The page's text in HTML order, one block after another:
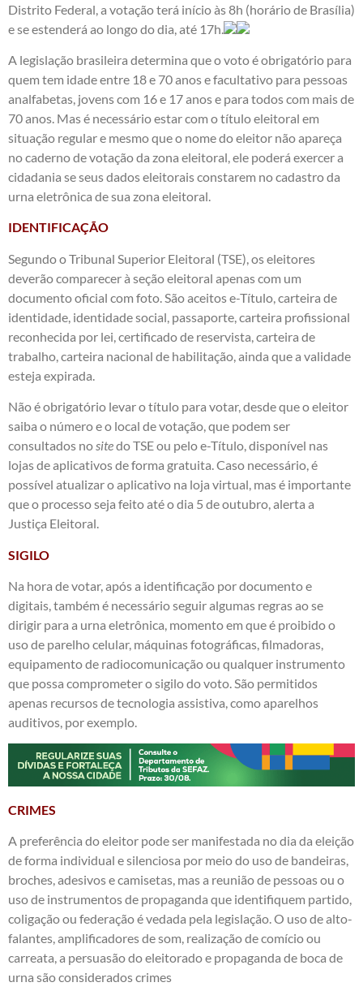
Distrito Federal, a votação terá início às 8h (horário de Brasília)
e se estenderá ao longo do dia, até 17h.
A legislação brasileira determina que o voto é obrigatório para
quem tem idade entre 18 e 70 anos e facultativo para pessoas
analfabetas, jovens com 16 e 17 anos e para todos com mais de
70 anos. Mas é necessário estar com o título eleitoral em
situação regular e mesmo que o nome do eleitor não apareça
no caderno de votação da zona eleitoral, ele poderá exercer a
cidadania se seus dados eleitorais constarem no cadastro da
urna eletrônica de sua zona eleitoral.
IDENTIFICAÇÃO
Segundo o Tribunal Superior Eleitoral (TSE), os eleitores
deverão comparecer à seção eleitoral apenas com um
documento oficial com foto. São aceitos e-Título, carteira de
identidade, identidade social, passaporte, carteira profissional
reconhecida por lei, certificado de reservista, carteira de
trabalho, carteira nacional de habilitação, ainda que a validade
esteja expirada.
Não é obrigatório levar o título para votar, desde que o eleitor
saiba o número e o local de votação, que podem ser
consultados nositedo TSEou pelo e-Título, disponível nas
lojas de aplicativos de forma gratuita. Caso necessário, é
possível atualizar o aplicativo na loja virtual, mas é importante
que o processo seja feito até o dia 5 de outubro, alerta a
Justiça Eleitoral.
SIGILO
Na hora de votar, após a identificação por documento e
digitais, também é necessário seguir algumas regras ao se
dirigir para a urna eletrônica, momento em que é proibido o
uso de parelho celular, máquinas fotográficas, filmadoras,
equipamento de radiocomunicação ou qualquer instrumento
que possa comprometer o sigilo do voto. São permitidos
apenas recursos de tecnologia assistiva, como aparelhos
auditivos, por exemplo.
CRIMES
A preferência do eleitor pode ser manifestada no dia da eleição
de forma individual e silenciosa por meio do uso de bandeiras,
broches, adesivos e camisetas, mas a reunião de pessoas ou o
uso de instrumentos de propaganda que identifiquem partido,
coligação ou federação é vedada pela legislação. O uso de alto-
falantes, amplificadores de som, realização de comício ou
carreata, a persuasão do eleitorado e propaganda de boca de
urna são considerados crimes